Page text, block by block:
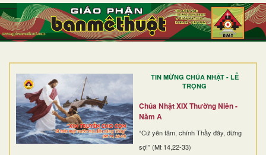
TIN MỪNG CHÚA NHẬT - LỄ
TRỌNG
Chúa Nhật XIX Thường Niên -
Năm A
“Cứ yên tâm, chính Thầy đây, đừng
sợ!” (Mt 14,22-33)
TRANG NHẤT
GIỚI THIỆU
DÒNG TU
BAN MỤC VỤ
ĐOÀN THỂ CG